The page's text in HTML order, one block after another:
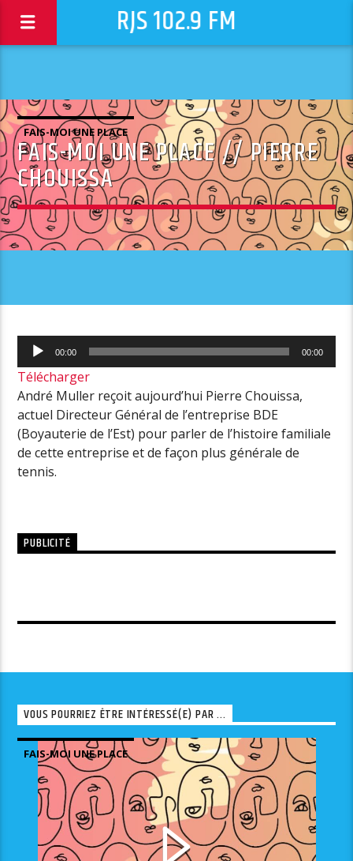
RJS 102.9 FM
FAIS-MOI UNE PLACE
FAIS-MOI UNE PLACE // PIERRE
CHOUISSA
Lecteur
audio
00:00 00:00
Télécharger
André Muller reçoit aujourd’hui Pierre Chouissa,
actuel Directeur Général de l’entreprise BDE
(Boyauterie de l’Est) pour parler de l’histoire familiale
de cette entreprise et de façon plus générale de
tennis.
PUBLICITÉ
VOUS POURRIEZ ÊTRE INTÉRESSÉ(E) PAR ...
FAIS-MOI UNE PLACE